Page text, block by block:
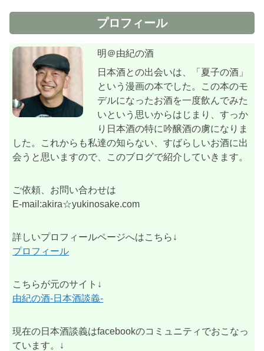
プロフィール
明＠由紀の酒
日本酒との出会いは、「夏子の酒」
という漫画の本でした。この本のモ
デルになったお酒を一度飲んでみた
いという思いからはじまり、すっか
り日本酒の特に吟醸酒の虜になりま
した。これからも私達の知らない、すばらしいお酒に出
会うと思いますので、このブログで紹介していきます。
ご依頼、お問い合わせは
E-mail:akira☆yukinosake.com
詳しいプロフィールページへはこちら↓
プロフィール
こちらが元のサイト↓
由紀の酒-日本酒談義-
現在の日本酒談義はfacebookのコミュニティでおこなっ
ています。↓